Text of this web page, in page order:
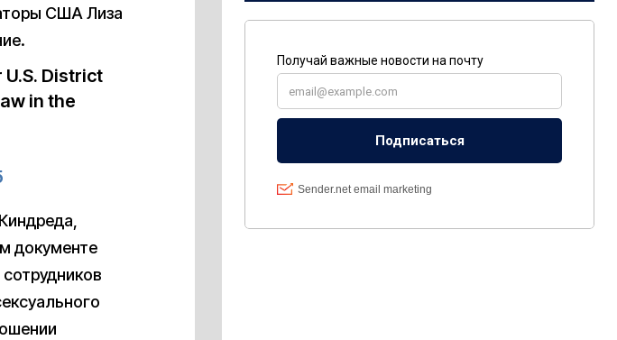
США Лиза
District
in the
документе